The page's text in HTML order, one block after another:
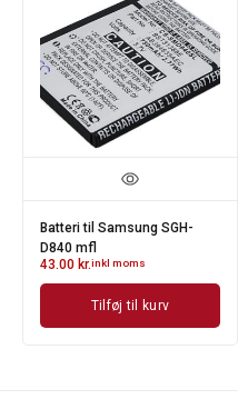
Batteri til Samsung SGH-
D840 mfl
43.00 kr.inkl moms
Tilføj til kurv